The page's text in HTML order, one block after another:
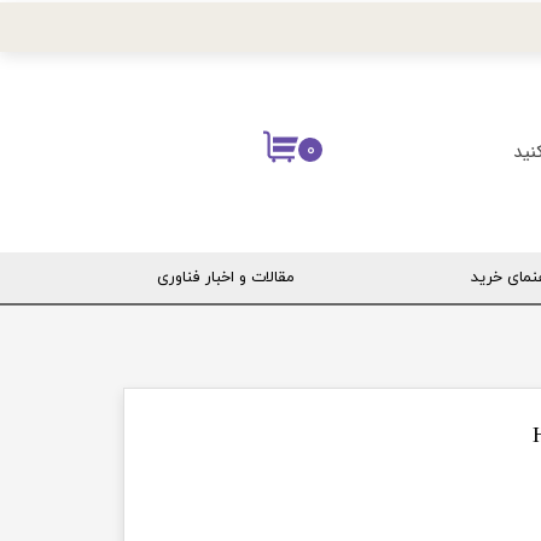
۰
خرید مقالات و اخبار فناوری